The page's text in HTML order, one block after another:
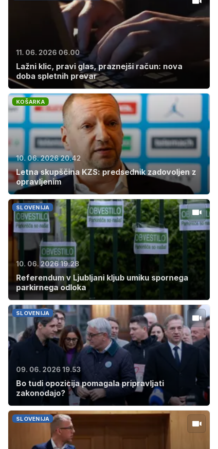
11. 06. 2026 06.00
Lažni klic, pravi glas, praznejši račun: nova
doba spletnih prevar
KOŠARKA
10. 06. 2026 20.42
Letna skupščina KZS: predsednik zadovoljen z
opravljenim
SLOVENIJA
10. 06. 2026 19.28
Referendum v Ljubljani kljub umiku spornega
parkirnega odloka
SLOVENIJA
09. 06. 2026 19.53
Bo tudi opozicija pomagala pripravljati
zakonodajo?
SLOVENIJA